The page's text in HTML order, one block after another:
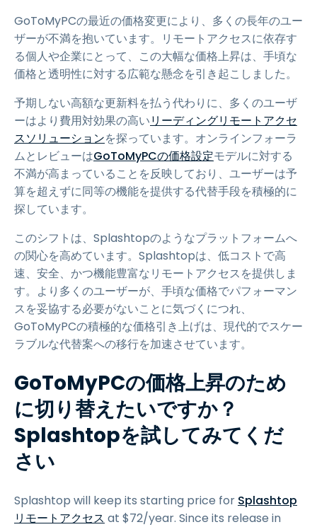
GoToMyPCの最近の価格変更により、多くの長年のユー
ザーが不満を抱いています。リモートアクセスに依存す
る個人や企業にとって、この大幅な価格上昇は、手頃な
価格と透明性に対する広範な懸念を引き起こしました。
予期しない高額な更新料を払う代わりに、多くのユーザ
ーはより費用対効果の高いリーディングリモートアクセ
スソリューションを探っています。オンラインフォーラ
ムとレビューはGoToMyPCの価格設定モデルに対する
不満が高まっていることを反映しており、ユーザーは予
算を超えずに同等の機能を提供する代替手段を積極的に
探しています。
このシフトは、Splashtopのようなプラットフォームへ
の関心を高めています。Splashtopは、低コストで高
速、安全、かつ機能豊富なリモートアクセスを提供しま
す。より多くのユーザーが、手頃な価格でパフォーマン
スを妥協する必要がないことに気づくにつれ、
GoToMyPCの積極的な価格引き上げは、現代的でスケー
ラブルな代替案への移行を加速させています。
GoToMyPCの価格上昇のため
に切り替えたいですか？
Splashtopを試してみてくだ
さい
Splashtop will keep its starting price for Splashtop
リモートアクセス at $72/year. Since its release in